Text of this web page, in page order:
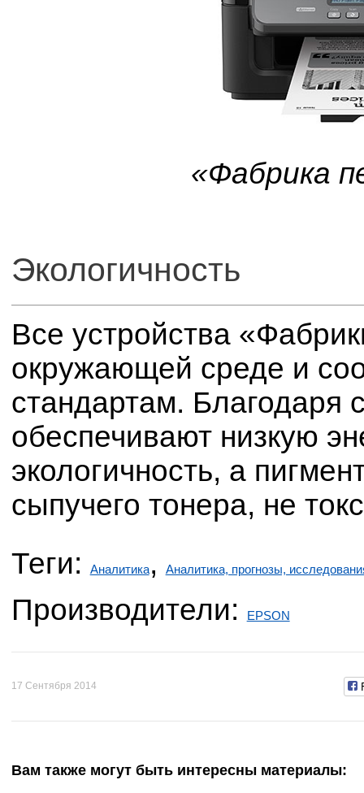
«Фабрика
Экологичность
Все устройства
окружающей среде и
стандартам. Благодаря
обеспечивают низкую
экологичность, а
сыпучего тонера, не
Теги:
Аналитика, Аналитика, прогнозы,
Производители: EPSON
17 Сентября 2014
Вам также могут быть интересны материалы: